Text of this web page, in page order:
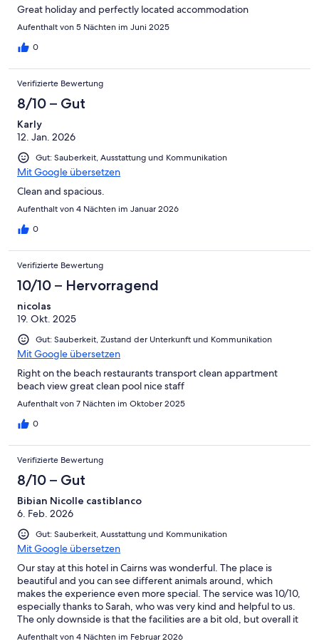
Great holiday and perfectly located accommodation
Aufenthalt von 5 Nächten im Juni 2025
0
Verifizierte Bewertung
8/10 – Gut
Karly
12. Jan. 2026
Gut: Sauberkeit, Ausstattung und Kommunikation
Mit Google übersetzen
Clean and spacious.
Aufenthalt von 4 Nächten im Januar 2026
0
Verifizierte Bewertung
10/10 – Hervorragend
nicolas
19. Okt. 2025
Gut: Sauberkeit, Zustand der Unterkunft und Kommunikation
Mit Google übersetzen
Right on the beach restaurants transport clean appartment
beach view great clean pool nice staff
Aufenthalt von 7 Nächten im Oktober 2025
0
Verifizierte Bewertung
8/10 – Gut
Bibian Nicolle castiblanco
6. Feb. 2026
Gut: Sauberkeit, Ausstattung und Kommunikation
Mit Google übersetzen
Our stay at this hotel in Cairns was wonderful. The place is
beautiful and you can see different animals around, which
makes the experience even more special. The service was 10/10,
especially thanks to Sarah, who was very kind and helpful to us.
The only downside is that the facilities are a bit old, but overall it
was a great experience.
Aufenthalt von 4 Nächten im Februar 2026